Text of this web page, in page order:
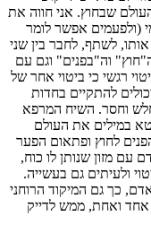
שבחוץ. אני חווה את
(ולפעמים אפשר לומר
לשתף, לחבר בין שני
וה"בפנים" וגם עם
רגשי כי ביטוי אחר של
להתקיים בחדות
חלש וחסר. השיח המרפא
במילים את העולם
לחוץ ופתאום הפער
עם מזון שנותן לו כוח,
ולעיתים גם בעשייה.
כך גם המיקוד הרוחני
אחד ואחת, ממש לדייק